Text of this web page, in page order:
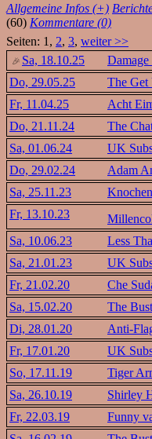
Allgemeine Infos (+)
(60) Kommentare (0)
Seiten: 1, 2, 3, weiter >>
Sa, 18.10.25
Damage
Do, 29.05.25
The
Fr, 11.04.25
Acht
Do, 21.11.24
The
Sa, 01.06.24
UK
Do, 29.02.24
Adam
Sa, 25.11.23
Fr, 13.10.23
Sa, 10.06.23
Less
Sa, 21.01.23
UK
Fr, 21.02.20
Che
Sa, 15.02.20
The
Di, 28.01.20
Anti-
Fr, 17.01.20
UK
So, 17.11.19
Tiger
Sa, 26.10.19
Shirley
Fr, 22.03.19
Funny